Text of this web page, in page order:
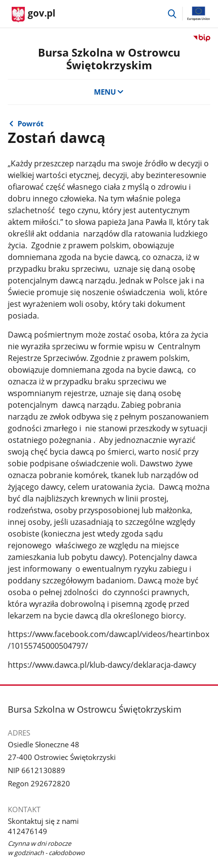
gov.pl
przejdź
Przejdź
Bursa Szkolna w Ostrowcu
Świętokrzyskim
MENU
Powrót
Zostań dawcą
„Każdy przeszczep narządu ma swoje źródło w decyzji o
wielkiej wartości etycznej, decyzji, aby bezinteresownie
ofiarować część własnego ciała z myślą o zdrowiu i
dobru innego człowieka. Na tym właśnie polega
szlachetność tego czynu, który jest autentycznym
aktem miłości.” to słowa papieża Jana Pawła II, który tak
określił akt oddania narządów dla ratowania ludzkiego
życia. Zgodnie z prawem polskim, obowiązuje
domniemana zgoda na bycie dawcą, co oznacza, iż w
przypadku braku sprzeciwu, uznaje się daną osobę
potencjalnym dawcą narządu. Jednak w Polsce jak i na
Świecie promuje się noszenie oświadczenia woli, które
jest wyrażeniem woli osoby, który taki dokument
posiada.
Dawcą pośmiertnym może zostać osoba, która za życia
nie wyraziła sprzeciwu w formie wpisu w Centralnym
Rejestrze Sprzeciwów. Zgodnie z prawem polskim,
obowiązuje domniemana zgoda na bycie dawcą, co
oznacza iż w przypadku braku sprzeciwu we
wspomnianym rejestrze, uznaje się daną osobę
potencjalnym dawcą narządu. Zabieg pobrania
narządu ze zwłok odbywa się z pełnym poszanowaniem
godności zmarłego i nie stanowi przeszkody w sytuacji
ostatniego pożegnania . Aby jednoznacznie wyrazić
swoją chęć bycia dawcą po śmierci, warto nosić przy
sobie podpisane oświadczenie woli. Dawstwo żywe
oznacza pobranie komórek, tkanek lub narządów od
żyjącego dawcy, celem uratowania życia. Dawcą można
być dla najbliższych krewnych w linii prostej,
rodzeństwa, osoby przysposobionej lub małżonka,
innej osoby, jeśli uzasadniają to szczególne względy
osobiste (konieczna jest wtedy zgoda sądu
rejonowego właściwego ze względu na miejsce
zamieszkania lub pobytu dawcy). Potencjalny dawca
jest informowany o ewentualnym ryzyku zabiegu i
poddany szczegółowym badaniom. Dawcą może być
osoba o pełnej zdolności do czynności prawnych,
która wyraziła dobrowolną i pisemną zgodę przed
lekarzem na bycie dawcą dla określonego biorcy.
https://www.facebook.com/dawcapl/videos/heartinbox
/10155745000504797/
https://www.dawca.pl/klub-dawcy/deklaracja-dawcy
stopka
Bursa Szkolna w Ostrowcu Świętokrzyskim
ADRES
Osiedle Słoneczne 48
27-400 Ostrowiec Świętokrzyski
NIP 6612130889
Regon 292672820
KONTAKT
Skontaktuj się z nami
412476149
Czynna w dni robocze
w godzinach - całodobowo